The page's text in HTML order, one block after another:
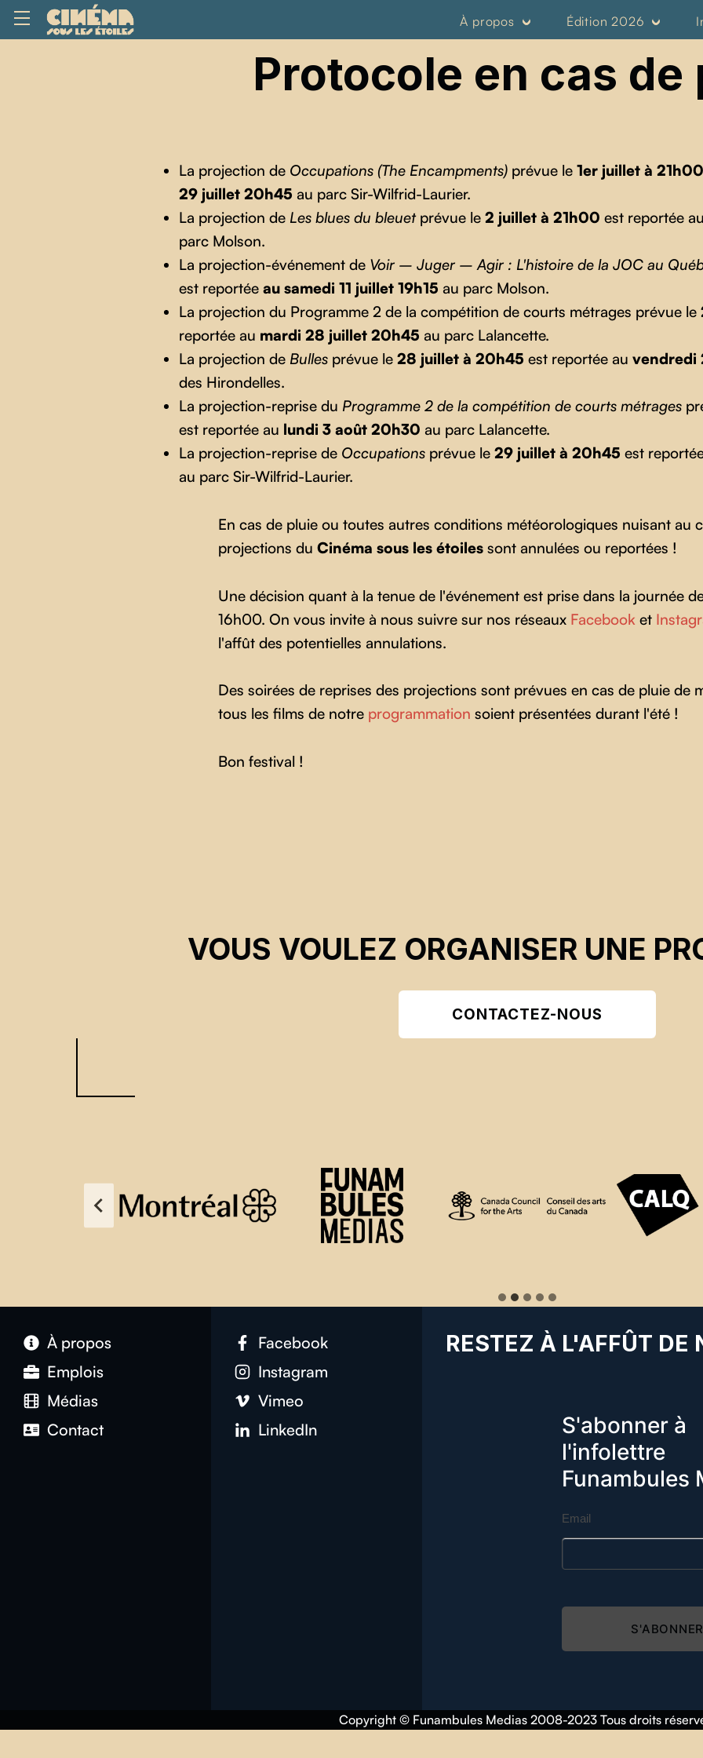
À propos Édition 2026
Protocole en cas de
La projection de Occupations (The Encampments)prévue le 1er juillet à 21h00
29 juillet 20h45 au parc Sir-Wilfrid-Laurier.
La projection de Les blues du bleuetprévue le 2 juillet à 21h00 est reportée au
parc Molson.
La projection-événement de Voir – Juger – Agir : L'histoire de la JOC au
est reportée au samedi 11 juillet 19h15 au parc Molson.
La projection du Programme 2 de la compétition de courts métrages prévue le
reportée au mardi 28 juillet 20h45 au parc Lalancette.
La projection de Bullesprévue le 28 juillet à 20h45 est reportée au vendredi
des Hirondelles.
La projection-reprise du Programme 2 de la compétition de courts métrages
est reportée au lundi 3 août 20h30 au parc Lalancette.
La projection-reprise de Occupationsprévue le 29 juillet à 20h45 est
au parc Sir-Wilfrid-Laurier.
En cas de pluie ou toutes autres conditions météorologiques nuisant au
projections du Cinéma sous les étoilessont annulées ou reportées !
Une décision quant à la tenue de l'événement est prise dans la journée
16h00. On vous invite à nous suivre sur nos réseaux Facebook et
l'affût des potentielles annulations.
Des soirées de reprises des projections sont prévues en cas de pluie de
tous les films de notre programmation soient présentées durant l'été !
Bon festival !
VOUS VOULEZ ORGANISER UNE
CONTACTEZ-NOUS
À propos
Emplois
Médias
Contact
Facebook
Instagram
Vimeo
LinkedIn
RESTEZ À L'AFFÛT DE
S'abonner à
l'infolettre
Funambules
Email
S'ABONNER
Copyright © Funambules Medias 2008-2023 Tous droits